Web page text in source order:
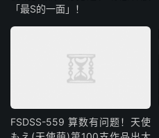
「最S的一面」！
FSDSS-559 算数有问题！天使